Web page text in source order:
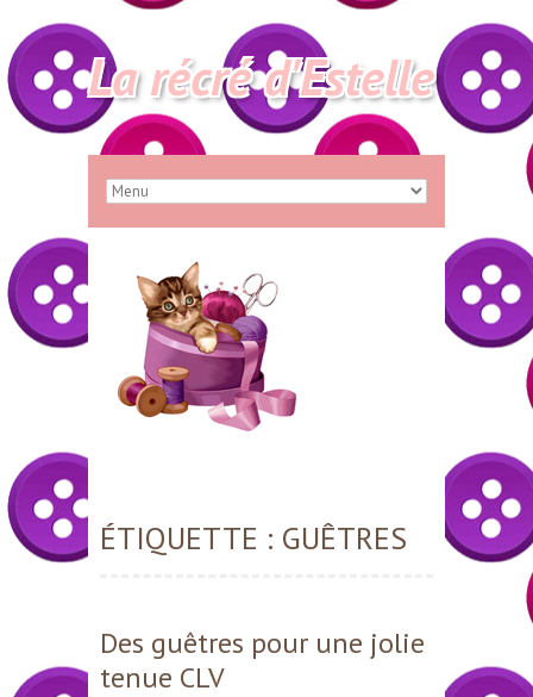
La récré d'Estelle
ÉTIQUETTE : GUÊTRES
Des guêtres pour une jolie
tenue CLV